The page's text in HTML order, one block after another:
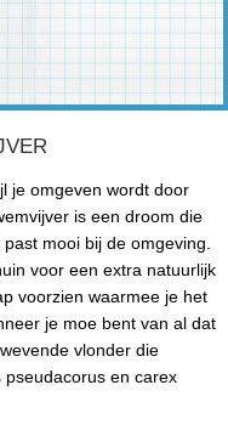
je omgeven wordt door
is een droom die
mooi bij de omgeving.
voor een extra natuurlijk
voorzien waarmee je het
je moe bent van al dat
vlonder die
en carex